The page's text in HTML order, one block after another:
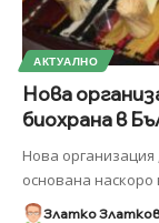
АКТУАЛНО
Нова
биохрана в
Нова
основана наскоро
Златко Златков